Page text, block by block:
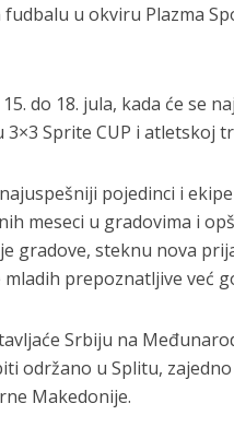
u okviru Plazma
do 18. jula, kada će se
Sprite CUP i atletskoj
pojedinci i
meseci u gradovima i
gradove, steknu nova
prepoznatljive već
Srbiju na
održano u Splitu,
Makedonije.